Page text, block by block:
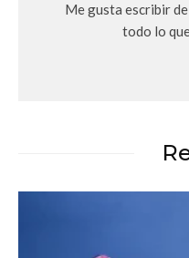
Me gusta escribir
todo lo